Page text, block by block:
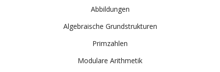
Abbildungen
Algebraische Grundstrukturen
Primzahlen
Modulare Arithmetik